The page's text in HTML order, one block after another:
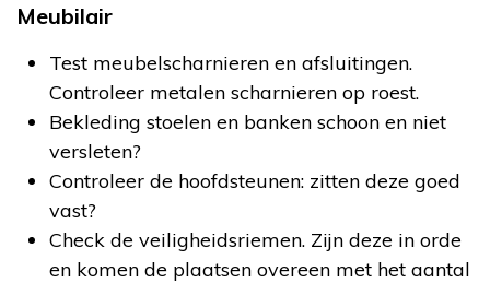
Meubilair
Test meubelscharnieren en afsluitingen.
Controleer metalen scharnieren op roest.
Bekleding stoelen en banken schoon en niet
versleten?
Controleer de hoofdsteunen: zitten deze goed
vast?
Check de veiligheidsriemen. Zijn deze in orde
en komen de plaatsen overeen met het aantal